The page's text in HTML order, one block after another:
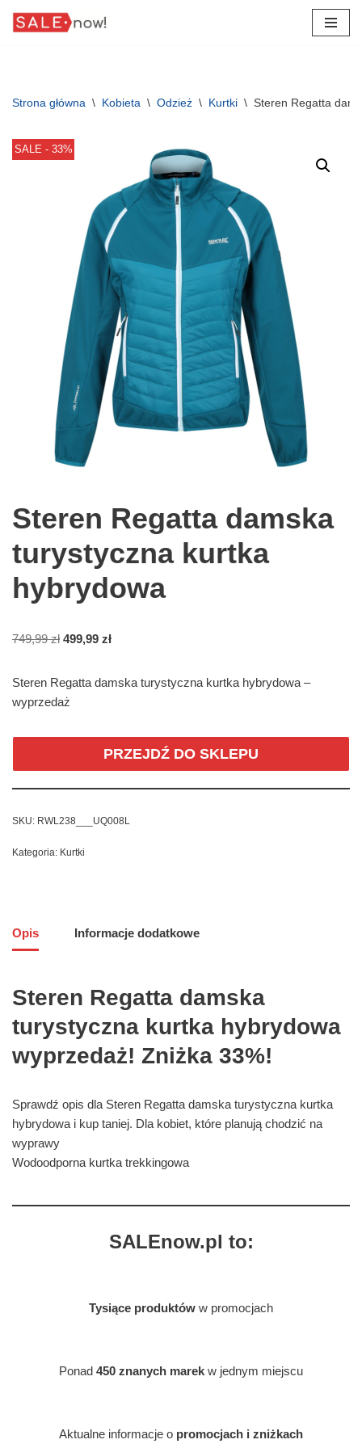
Strona główna \ Kobieta \ Odzież \ Kurtki \ Steren Regatta
SALE - 33%
Steren Regatta damska
turystyczna kurtka
hybrydowa
749,99zł 499,99 zł
Steren Regatta damska turystyczna kurtka hybrydowa –
wyprzedaż
PRZEJDŹ DO SKLEPU
SKU: RWL238___UQ008L
Kategoria: Kurtki
Opis Informacje dodatkowe
Steren Regatta damska
turystyczna kurtka hybrydowa
wyprzedaż! Zniżka 33%!
Sprawdź opis dla Steren Regatta damska turystyczna kurtka
hybrydowa i kup taniej. Dla kobiet, które planują chodzić na
wyprawy
Wodoodporna kurtka trekkingowa
SALEnow.pl to:
Tysiące produktów w promocjach
Ponad 450 znanych marek w jednym miejscu
Aktualne informacje o promocjach i zniżkach